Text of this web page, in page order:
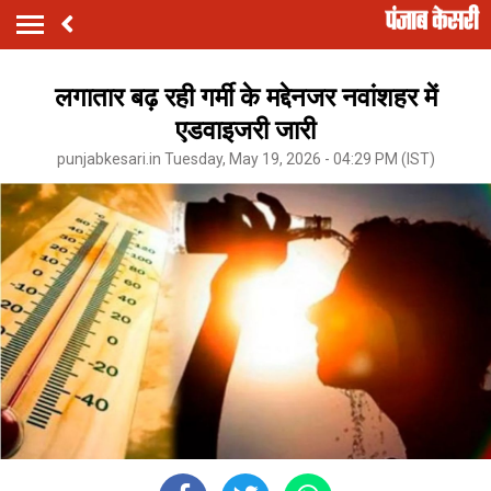
लगातार बढ़ रही गर्मी के मद्देनजर नवांशहर में
एडवाइजरी जारी
punjabkesari.in Tuesday, May 19, 2026 - 04:29 PM (IST)